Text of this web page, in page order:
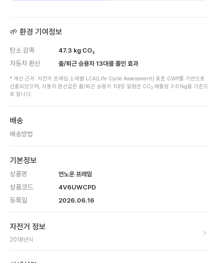
🌱 환경 기여정보
탄소 감축 47.3 kg CO₂
자동차 환산 출/퇴근 승용차 13대를 줄인 효과
* 계산 근거: 자전거 프레임 소재별 LCA(Life Cycle Assessment) 표준 GWP를 기반으로
산출되었으며, 자동차 환산값은 출/퇴근 승용차 1대당 일평균 CO₂ 배출량 3.61kg을 기준으
로 합니다.
배송
배송방법
기본정보
상품명 언노운 프레임
상품코드 4V6UWCPD
등록일 2026.06.16
자전거 정보
2018년식